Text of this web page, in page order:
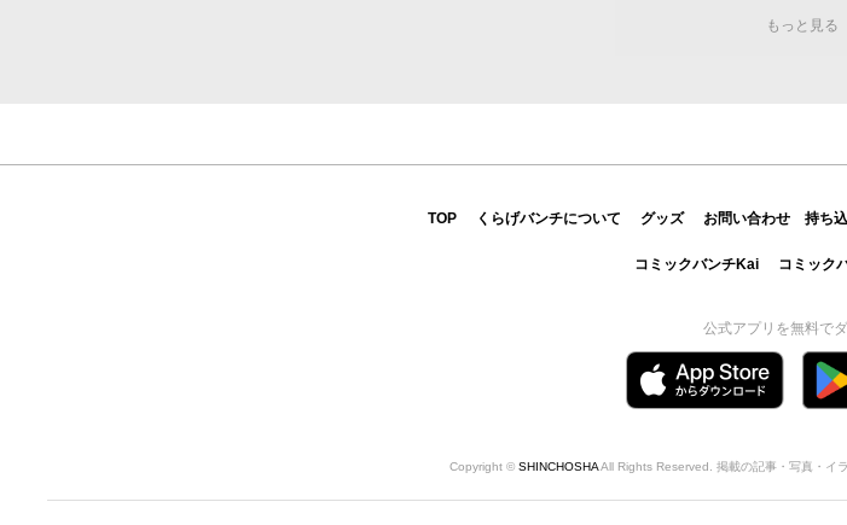
もっと見る
TOP くらげバンチについて グッズ お問い合わせ 持ち
コミックバンチKai コミック
公式アプリを無料で
Copyright © SHINCHOSHAAll Rights Reserved. 掲載の記事・写真・イ